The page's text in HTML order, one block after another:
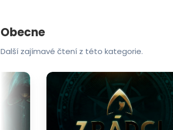
Obecne
Další zajímavé čtení z této kategorie.